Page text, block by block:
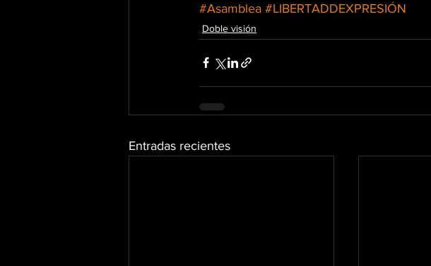
#Asamblea #LIBERTADDEXPRESIÓN
Doble visión
Entradas recientes